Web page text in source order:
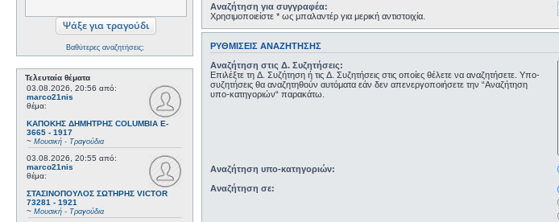
Βαθύτερες αναζητήσεις;
Τελευταία θέματα
03.08.2026, 20:56 από:
marco21nis
θέμα:
ΚΑΠΟΚΗΣ ΔΗΜΗΤΡΗΣ COLUMBIA E-
3665 - 1917
~ Μουσική - Τραγούδια
03.08.2026, 20:55 από:
marco21nis
θέμα:
ΣΤΑΣΙΝΟΠΟΥΛΟΣ ΣΩΤΗΡΗΣ VICTOR
73281 - 1921
~ Μουσική - Τραγούδια
Αναζήτηση για συγγραφέα:
Χρησιμοποιείστε * ως μπαλαντέρ για μερική αντιστοιχία.
ΡΥΘΜΊΣΕΙΣ ΑΝΑΖΉΤΗΣΗΣ
Αναζήτηση στις Δ. Συζητήσεις:
Επιλέξτε τη Δ. Συζήτηση ή τις Δ. Συζητήσεις στις οποίες θέλετε να αναζητήσετε. Υπο-
συζητήσεις θα αναζητηθούν αυτόματα εάν δεν απενεργοποιήσετε την “Αναζήτηση
υπο-κατηγοριών“ παρακάτω.
Αναζήτηση υπο-κατηγοριών:
Αναζήτηση σε: